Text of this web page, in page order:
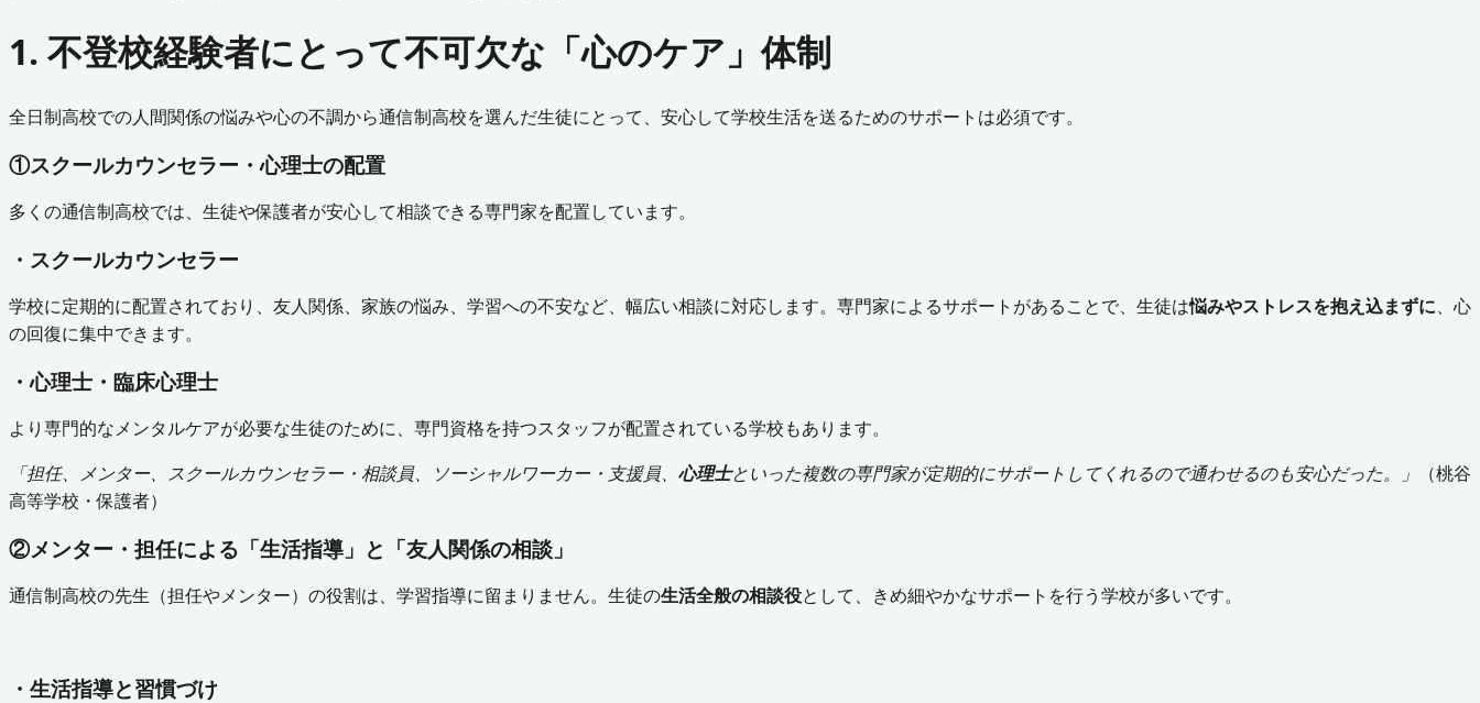
1. 不登校経験者にとって不可欠な「心のケア」体制
全日制高校での人間関係の悩みや心の不調から通信制高校を選んだ生徒にとって、安心して学校生活を送るためのサポートは必須です。
①スクールカウンセラー・心理士の配置
多くの通信制高校では、生徒や保護者が安心して相談できる専門家を配置しています。
・スクールカウンセラー
学校に定期的に配置されており、友人関係、家族の悩み、学習への不安など、幅広い相談に対応します。専門家によるサポートがあることで、生徒は悩みやストレスを抱え込まずに、心
の回復に集中できます。
・心理士・臨床心理士
より専門的なメンタルケアが必要な生徒のために、専門資格を持つスタッフが配置されている学校もあります。
「担任、メンター、スクールカウンセラー・相談員、ソーシャルワーカー・支援員、 心理士といった複数の専門家が定期的にサポートしてくれるので通わせるのも安心だった。」
（桃谷
高等学校・保護者）
②メンター・担任による「生活指導」と「友人関係の相談」
通信制高校の先生（担任やメンター）の役割は、学習指導に留まりません。生徒の生活全般の相談役として、きめ細やかなサポートを行う学校が多いです。
・生活指導と習慣づけ